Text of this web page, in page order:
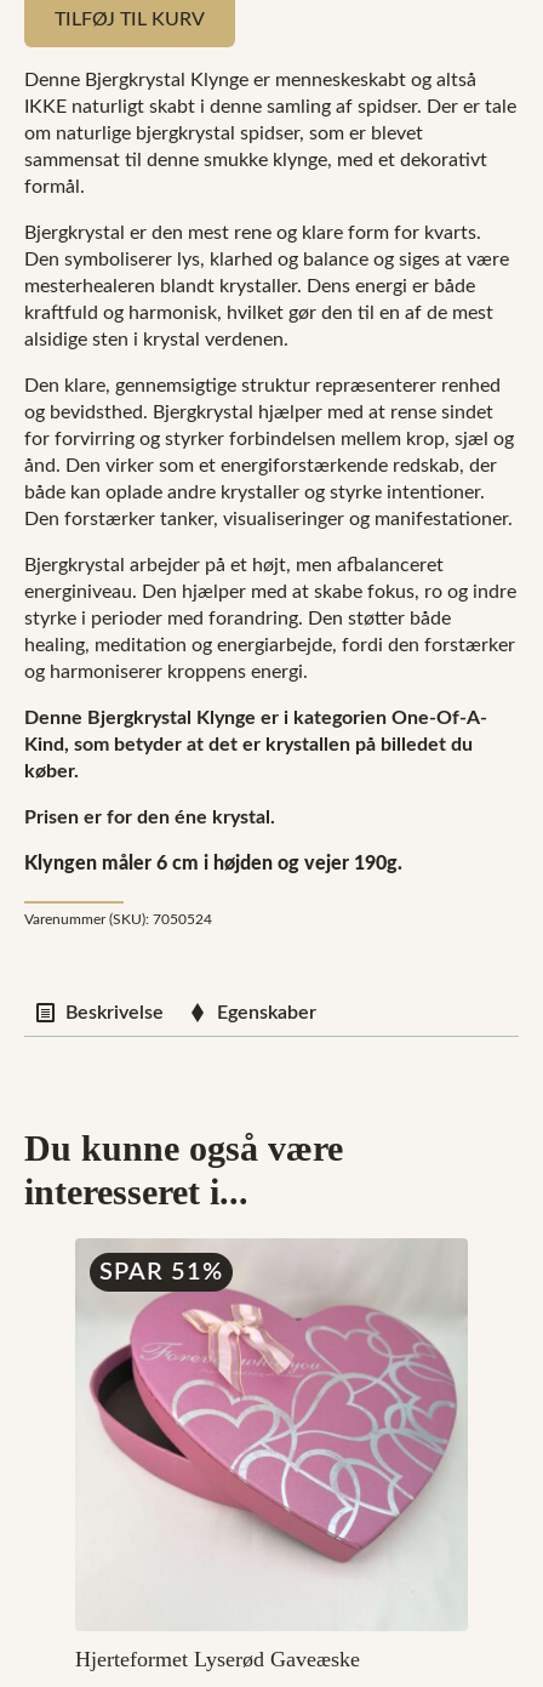
TILFØJ TIL KURV
Denne Bjergkrystal Klynge er menneskeskabt og altså
IKKE naturligt skabt i denne samling af spidser. Der er tale
om naturlige bjergkrystal spidser, som er blevet
sammensat til denne smukke klynge, med et dekorativt
formål.
Bjergkrystal er den mest rene og klare form for kvarts.
Den symboliserer lys, klarhed og balance og siges at være
mesterhealeren blandt krystaller. Dens energi er både
kraftfuld og harmonisk, hvilket gør den til en af de mest
alsidige sten i krystal verdenen.
Den klare, gennemsigtige struktur repræsenterer renhed
og bevidsthed. Bjergkrystal hjælper med at rense sindet
for forvirring og styrker forbindelsen mellem krop, sjæl og
ånd. Den virker som et energiforstærkende redskab, der
både kan oplade andre krystaller og styrke intentioner.
Den forstærker tanker, visualiseringer og manifestationer.
Bjergkrystal arbejder på et højt, men afbalanceret
energiniveau. Den hjælper med at skabe fokus, ro og indre
styrke i perioder med forandring. Den støtter både
healing, meditation og energiarbejde, fordi den forstærker
og harmoniserer kroppens energi.
Denne Bjergkrystal Klynge er i kategorien One-Of-A-
Kind, som betyder at det er krystallen på billedet du
køber.
Prisen er for den éne krystal.
Klyngen måler 6 cm i højden og vejer 190g.
Varenummer (SKU): 7050524
Beskrivelse Egenskaber
Du kunne også være
interesseret i...
SPAR 51%
Hjerteformet Lyserød Gaveæske